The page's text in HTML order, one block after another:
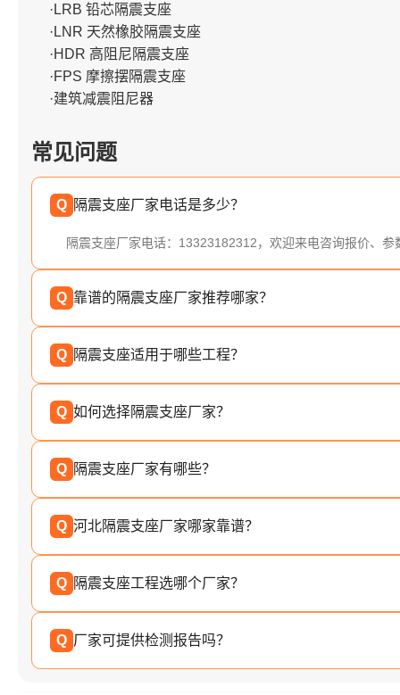
·LRB 铅芯隔震支座
·LNR 天然橡胶隔震支座
·HDR 高阻尼隔震支座
·FPS 摩擦摆隔震支座
·建筑减震阻尼器
常见问题
Q 隔震支座厂家电话是多少？
隔震支座厂家电话：13323182312，欢迎来电咨询报价、参
Q 靠谱的隔震支座厂家推荐哪家？
Q 隔震支座适用于哪些工程？
Q 如何选择隔震支座厂家？
Q 隔震支座厂家有哪些？
Q 河北隔震支座厂家哪家靠谱？
Q 隔震支座工程选哪个厂家？
Q 厂家可提供检测报告吗？